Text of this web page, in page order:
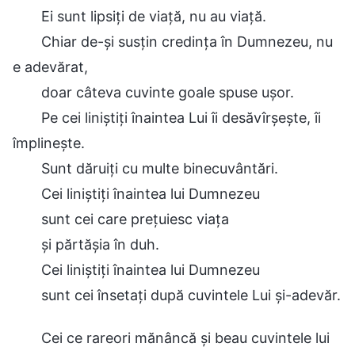
Ei sunt lipsiți de viață, nu au viață.
Chiar de-și susțin credința în Dumnezeu, nu
e adevărat,
doar câteva cuvinte goale spuse ușor.
Pe cei liniștiți înaintea Lui îi desăvîrșește, îi
împlinește.
Sunt dăruiți cu multe binecuvântări.
Cei liniștiți înaintea lui Dumnezeu
sunt cei care prețuiesc viața
și părtășia în duh.
Cei liniștiți înaintea lui Dumnezeu
sunt cei însetați după cuvintele Lui și-adevăr.
Cei ce rareori mănâncă și beau cuvintele lui